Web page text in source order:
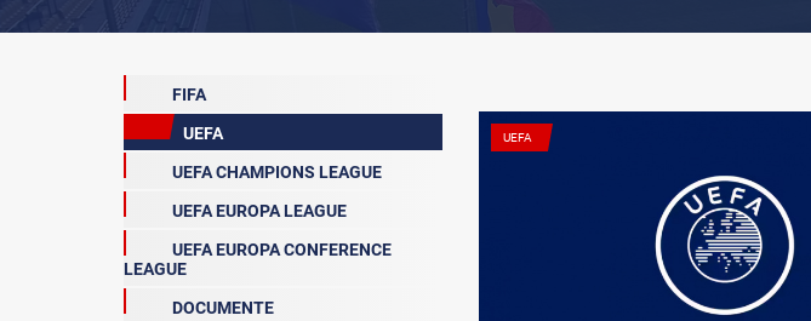
FIFA
UEFA
UEFA CHAMPIONS LEAGUE
UEFA EUROPA LEAGUE
UEFA EUROPA CONFERENCE
LEAGUE
DOCUMENTE
UEFA